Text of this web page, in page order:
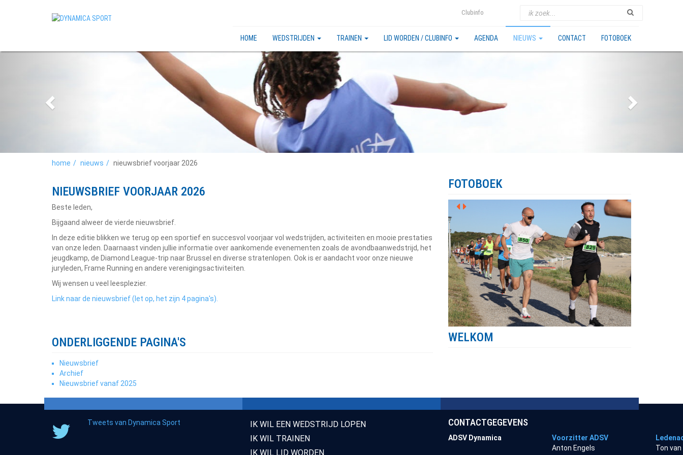
Clubinfo
HOME WEDSTRIJDEN TRAINEN LID WORDEN / CLUBINFO AGENDA NIEUWS CONTACT FOTOBOEK
home nieuws nieuwsbrief voorjaar 2026
NIEUWSBRIEF VOORJAAR 2026
Beste leden,
Bijgaand alweer de vierde nieuwsbrief.
In deze editie blikken we terug op een sportief en succesvol voorjaar vol wedstrijden, activiteiten en mooie prestaties
van onze leden. Daarnaast vinden jullie informatie over aankomende evenementen zoals de avondbaanwedstrijd, het
jeugdkamp, de Diamond League-trip naar Brussel en diverse stratenlopen. Ook is er aandacht voor onze nieuwe
juryleden, Frame Running en andere verenigingsactiviteiten.
Wij wensen u veel leesplezier.
Link naar de nieuwsbrief (let op, het zijn 4 pagina's).
ONDERLIGGENDE PAGINA'S
Nieuwsbrief
Archief
Nieuwsbrief vanaf 2025
FOTOBOEK
WELKOM
Tweets van Dynamica Sport
IK WIL EEN WEDSTRIJD LOPEN
IK WIL TRAINEN
IK WIL LID WORDEN
CONTACTGEGEVENS
ADSV Dynamica Voorzitter ADSV
Anton Engels
Ton